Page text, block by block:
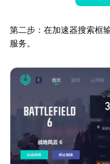
第二步：在加速器搜索框
服务。